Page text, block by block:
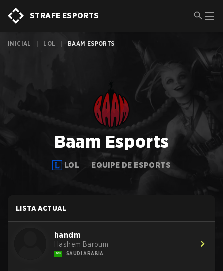
STRAFE ESPORTS
INICIAL LOL BAAM ESPORTS
Baam Esports
LOL EQUIPE DE ESPORTS
LISTA ACTUAL
handm
Hashem Baroum
SAUDI ARABIA